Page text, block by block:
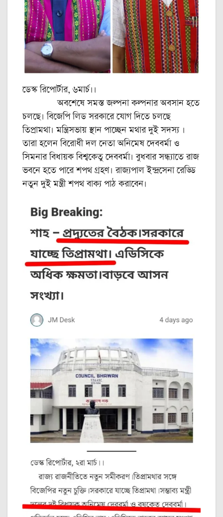
ডেস্ক রিপোর্টার, ৬মার্চ।।
অবশেষে সমস্ত জল্পনা কল্পনার অবসান হতে
চলছে। বিজেপি লিড সরকারে যোগ দিতে চলছে
তিপ্রামথা। মন্ত্রিসভায় স্থান পাচ্ছেন মথার দুই সদস্য ।
তারা হলেন বিরোধী দল নেতা অনিমেষ দেববর্মা ও
সিমনার বিধায়ক বিশ্বকেতু দেববর্মা। বুধবার সন্ধ্যাতে রাজ
ভবনে হতে পারে শপথ গ্রহণ। রাজ্যপাল ইন্দ্রসেনা রেড্ডি
নতুন দুই মন্ত্রী শপথ বাক্য পাঠ করাবেন।